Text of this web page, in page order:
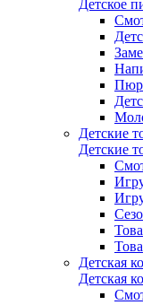
Детское
Детские
Детские
Детская
Детская